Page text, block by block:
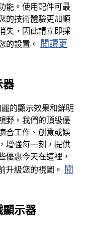
能。使用配件可最
的技術體驗更加順
失，因此請立即採
的設置。 閱讀更
的顯示效果和鮮明
野。我們的頂級優
合工作、創意或娛
增強每一刻，提供
優惠今天在這裡，
級您的視圖。 閱
示器